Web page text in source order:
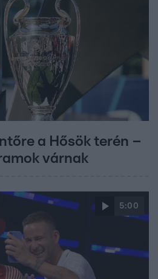
a Hősök terén –
várnak
5:00